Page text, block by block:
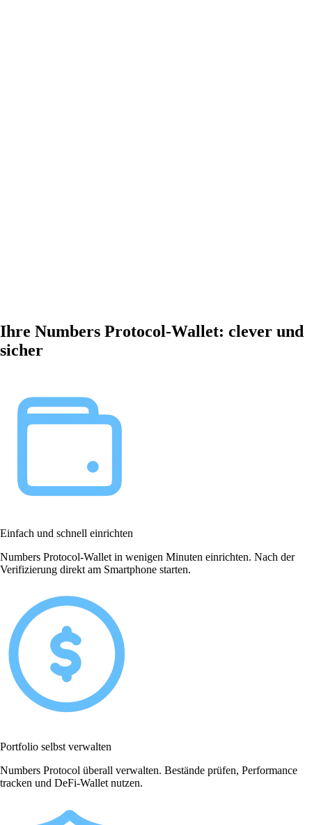
Ihre Numbers Protocol-Wallet: clever und
sicher
Einfach und schnell einrichten
Numbers Protocol-Wallet in wenigen Minuten einrichten. Nach der
Verifizierung direkt am Smartphone starten.
Portfolio selbst verwalten
Numbers Protocol überall verwalten. Bestände prüfen, Performance
tracken und DeFi-Wallet nutzen.